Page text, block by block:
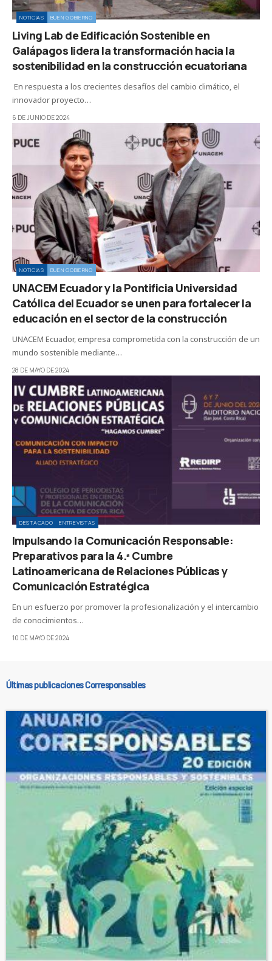
NOTICIAS BUEN GOBIERNO
Living Lab de Edificación Sostenible en
Galápagos lidera la transformación hacia la
sostenibilidad en la construcción ecuatoriana
En respuesta a los crecientes desafíos del cambio climático, el
innovador proyecto…
6 DE JUNIO DE 2024
NOTICIAS BUEN GOBIERNO
UNACEM Ecuador y la Pontificia Universidad
Católica del Ecuador se unen para fortalecer la
educación en el sector de la construcción
UNACEM Ecuador, empresa comprometida con la construcción de un
mundo sostenible mediante…
28 DE MAYO DE 2024
DESTACADO ENTREVISTAS
Impulsando la Comunicación Responsable:
Preparativos para la 4.ª Cumbre
Latinoamericana de Relaciones Públicas y
Comunicación Estratégica
En un esfuerzo por promover la profesionalización y el intercambio
de conocimientos…
10 DE MAYO DE 2024
Últimas publicaciones Corresponsables